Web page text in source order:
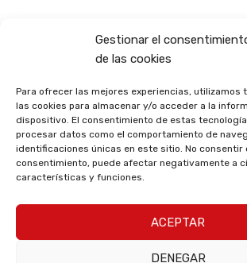
Gestionar el
de las cookies
Para ofrecer las mejores experiencias, utilizamos
las cookies para almacenar y/o acceder a la
dispositivo. El consentimiento de estas
procesar datos como el comportamiento de
identificaciones únicas en este sitio. No consentir
consentimiento, puede afectar negativamente a
características y funciones.
ACEPTAR
DENEGAR